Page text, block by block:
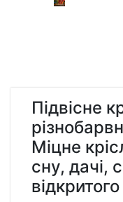
Підвісне
Міцне
сну, дачі,